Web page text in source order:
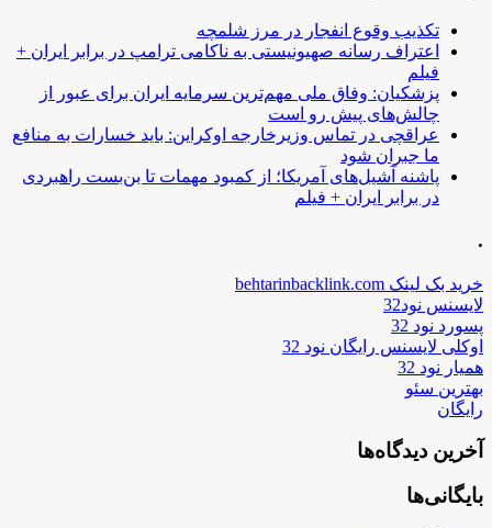
تکذیب وقوع انفجار در مرز شلمچه
اعتراف رسانه صهیونیستی به ناکامی ترامپ در برابر ایران +
فیلم
پزشکیان: وفاق ملی مهم‌ترین سرمایه ایران برای عبور از
چالش‌های پیش رو است
عراقچی در تماس وزیرخارجه اوکراین: باید خسارات به منافع
ما جبران شود
پاشنه آشیل‌های آمریکا؛ از کمبود مهمات تا بن‌بست راهبردی
در برابر ایران + فیلم
.
خرید بک لینک behtarinbacklink.com
لایسنس نود32
پسورد نود 32
اوکلی لایسنس رایگان نود 32
همیار نود 32
بهترین سئو
رایگان
آخرین دیدگاه‌ها
بایگانی‌ها